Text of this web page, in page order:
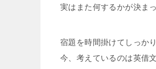
実はまた何するかが決ま
宿題を時間掛けてしっか
今、考えているのは英借